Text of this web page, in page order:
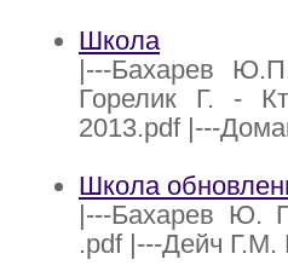
Школа
|---Бахарев
Горелик Г. -
2013.pdf |---
Школа
|---Бахарев Ю.
.pdf |---Дейч Г.М.